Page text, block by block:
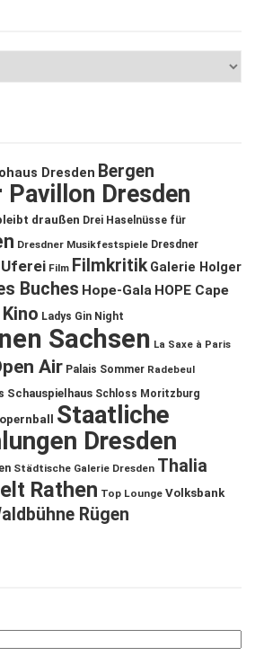
Dresden Bergen
Pavillon Dresden
draußen Drei Haselnüsse für
Dresdner Musikfestspiele Dresdner
Film Filmkritik Galerie Holger
Buches Hope-Gala HOPE Cape
Kino Ladys Gin Night
Sachsen La Saxe à Paris
Air Palais Sommer Radebeul
Schauspielhaus Schloss Moritzburg
Staatliche
Dresden
Städtische Galerie Dresden Thalia
Rathen Top Lounge Volksbank
Rügen